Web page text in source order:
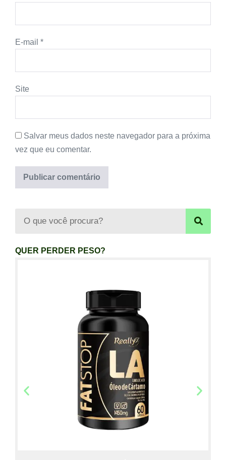
E-mail *
Site
Salvar meus dados neste navegador para a próxima
vez que eu comentar.
QUER PERDER PESO?